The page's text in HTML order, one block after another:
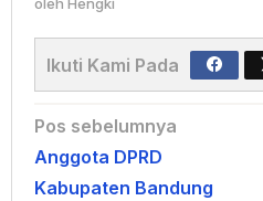
Ikuti Kami Pada
Navigasi
pos
Pos sebelumnya
Anggota DPRD
Kabupaten Bandung